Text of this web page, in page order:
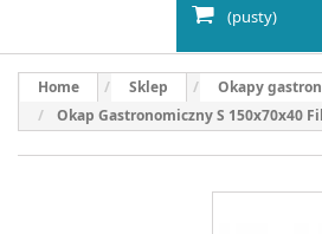
(pusty)
Home Sklep
Okapy
Okap Gastronomiczny S 150x70x40